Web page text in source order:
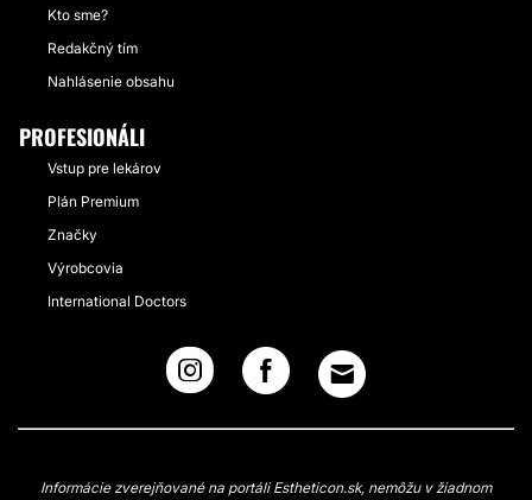
Kto sme?
Redakčný tím
Nahlásenie obsahu
PROFESIONÁLI
Vstup pre lekárov
Plán Premium
Značky
Výrobcovia
International Doctors
Informácie zverejňované na portáli Estheticon.sk, nemôžu v žiadnom